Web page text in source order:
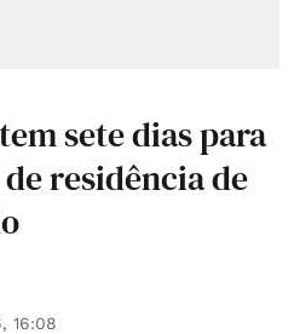
sete dias para
residência de
16:08